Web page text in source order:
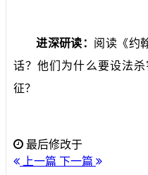
进深研读： 阅读《约
话？他们为什么要设法
征？
最后修改于
上一篇 下一篇